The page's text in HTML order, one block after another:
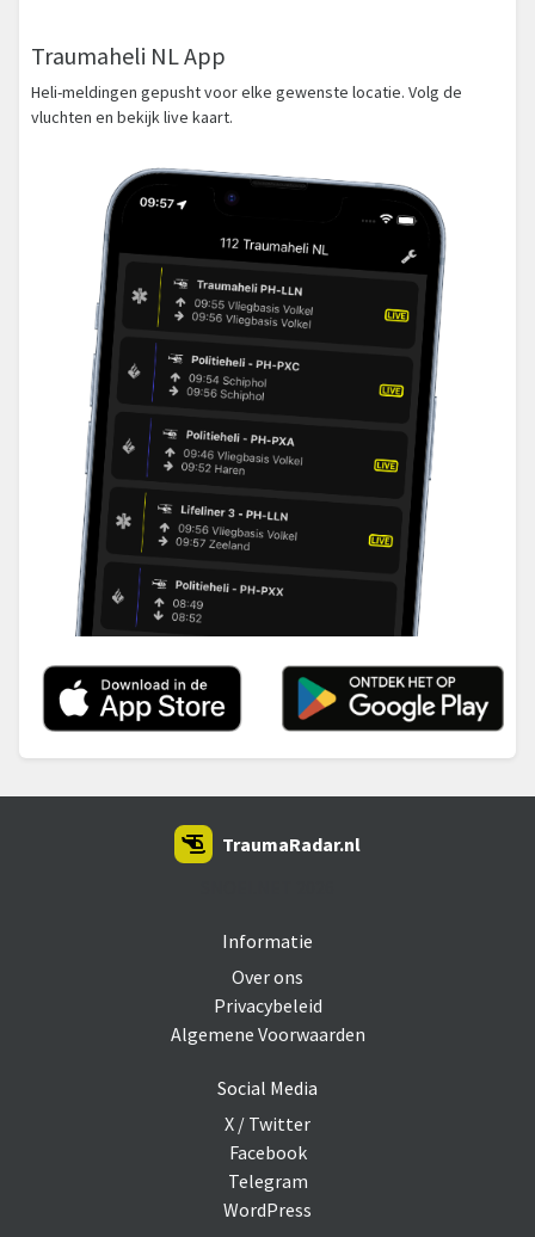
Traumaheli NL App
Heli-meldingen gepusht voor elke gewenste locatie. Volg de
vluchten en bekijk live kaart.
Informatie
Over ons
Privacybeleid
Algemene Voorwaarden
Social Media
X / Twitter
Facebook
Telegram
WordPress
TraumaRadar.nl